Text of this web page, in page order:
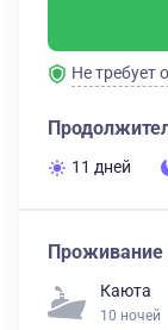
Не требует
11 дней
Проживание
Каюта
10 ночей